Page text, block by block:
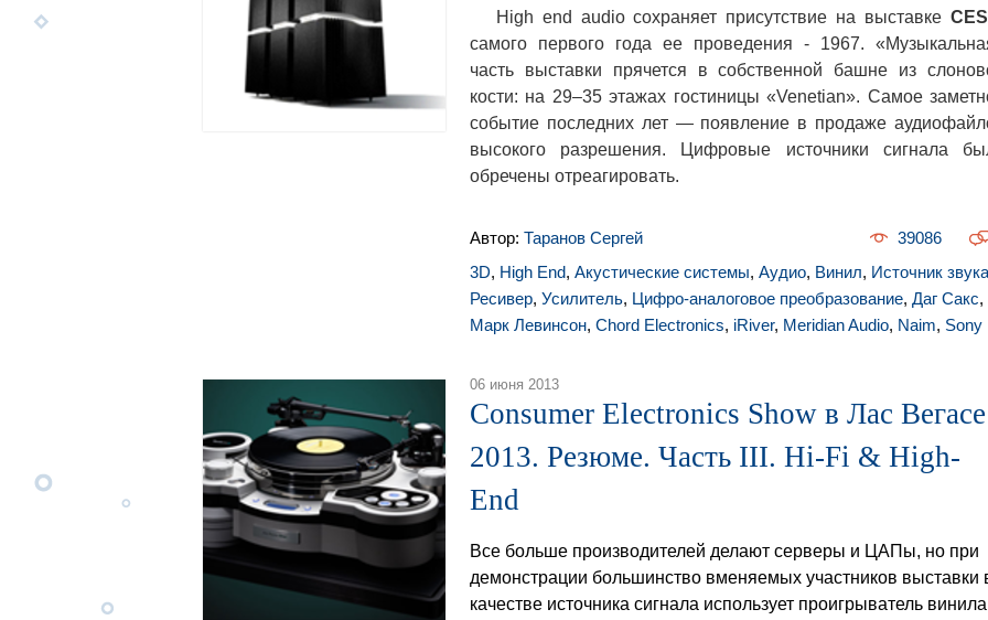
High end audio сохраняет присутствие на выставкеCES
самого первого года ее проведения - 1967.
часть выставки прячется в собственной башне из
кости: на 29–35 этажах гостиницы «Venetian». Самое
событие последних лет — появление в продаже
высокого разрешения. Цифровые источники сигнала
обречены отреагировать.
Автор: Таранов Сергей
39086
3D, High End, Акустические системы, Аудио, Винил, Источник звука
Ресивер, Усилитель, Цифро-аналоговое преобразование, Даг Сакс,
Марк Левинсон, Chord Electronics, iRiver, Meridian Audio, Naim, Sony
06 июня 2013
Consumer Electronics Show в Лас
2013. Резюме. Часть III. Hi-Fi & High-
End
Все больше производителей делают серверы и ЦАПы, но при
демонстрации большинство вменяемых участников выставки
качестве источника сигнала использует проигрыватель винила